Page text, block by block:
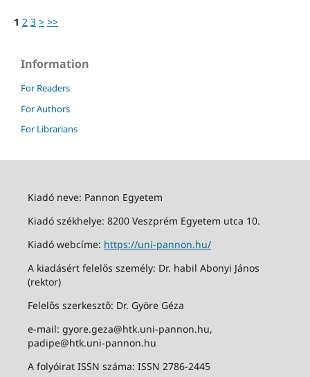
1 2 3 > >>
Information
For Readers
For Authors
For Librarians
Kiadó neve: Pannon Egyetem
Kiadó székhelye: 8200 Veszprém Egyetem utca 10.
Kiadó webcíme: https://uni-pannon.hu/
A kiadásért felelős személy: Dr. habil Abonyi János
(rektor)
Felelős szerkesztő: Dr. Györe Géza
e-mail: gyore.geza@htk.uni-pannon.hu,
padipe@htk.uni-pannon.hu
A folyóirat ISSN száma: ISSN 2786-2445